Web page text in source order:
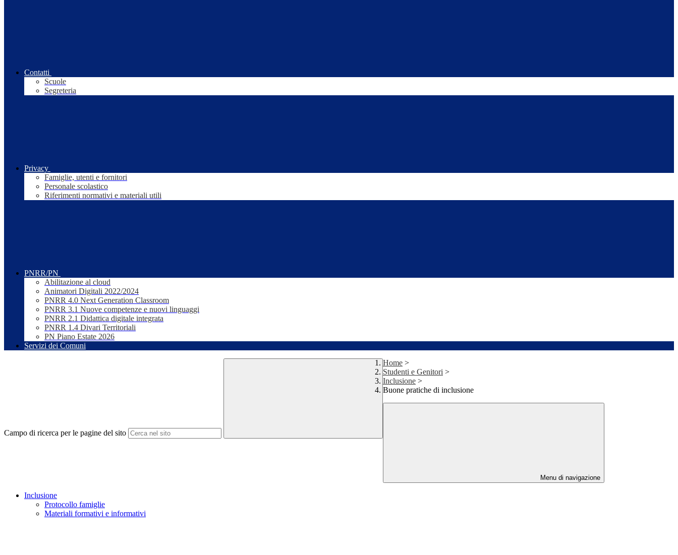
Contatti
Scuole
Segreteria
Privacy
Famiglie, utenti e fornitori
Personale scolastico
Riferimenti normativi e materiali utili
PNRR/PN
Abilitazione al cloud
Animatori Digitali 2022/2024
PNRR 4.0 Next Generation Classroom
PNRR 3.1 Nuove competenze e nuovi linguaggi
PNRR 2.1 Didattica digitale integrata
PNRR 1.4 Divari Territoriali
PN Piano Estate 2026
Servizi dei Comuni
Campo di ricerca per le pagine del sito
Home >
Studenti e Genitori >
Inclusione >
Buone pratiche di inclusione
Menu di navigazione
Inclusione
Protocollo famiglie
Materiali formativi e informativi